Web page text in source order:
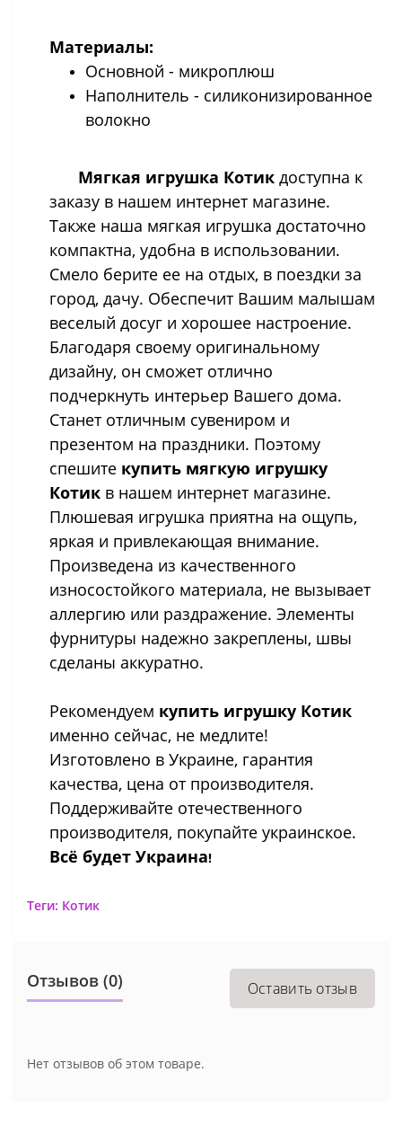
Материалы:
Основной - микроплюш
Наполнитель - силиконизированное
волокно
Мягкая игрушка Котик доступна к
заказу в нашем интернет магазине.
Также наша мягкая игрушка достаточно
компактна, удобна в использовании.
Смело берите ее на отдых, в поездки за
город, дачу. Обеспечит Вашим малышам
веселый досуг и хорошее настроение.
Благодаря своему оригинальному
дизайну, он сможет отлично
подчеркнуть интерьер Вашего дома.
Станет отличным сувениром и
презентом на праздники. Поэтому
спешите купить мягкую игрушку
Котик в нашем интернет магазине.
Плюшевая игрушка приятна на ощупь,
яркая и привлекающая внимание.
Произведена из качественного
износостойкого материала, не вызывает
аллергию или раздражение. Элементы
фурнитуры надежно закреплены, швы
сделаны аккуратно.
Рекомендуем купить игрушку Котик
именно сейчас, не медлите!
Изготовлено в Украине, гарантия
качества, цена от производителя.
Поддерживайте отечественного
производителя, покупайте украинское.
Всё будет Украина!
Теги: Котик
Отзывов (0) Оставить отзыв
Нет отзывов об этом товаре.